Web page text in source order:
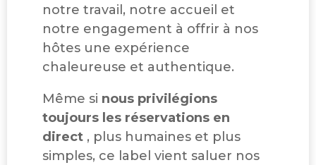
notre travail, notre accueil et
notre engagement à offrir à nos
hôtes une expérience
chaleureuse et authentique.
Même si nous privilégions
toujours les réservations en
direct , plus humaines et plus
simples, ce label vient saluer nos